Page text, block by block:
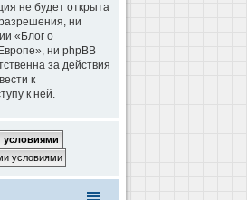
не будет открыта
ни
«Блог о
ни phpBB
за действия
к
к ней.